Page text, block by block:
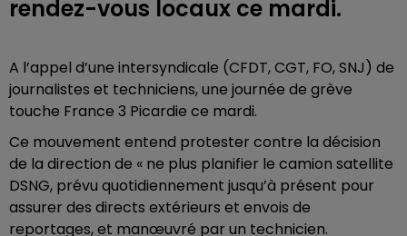
rendez-vous locaux ce mardi.
A l’appel d’une intersyndicale (CFDT, CGT, FO, SNJ) de
journalistes et techniciens, une journée de grève
touche France 3 Picardie ce mardi.
Ce mouvement entend protester contre la décision
de la direction de « ne plus planifier le camion satellite
DSNG, prévu quotidiennement jusqu’à présent pour
assurer des directs extérieurs et envois de
reportages, et manœuvré par un technicien.